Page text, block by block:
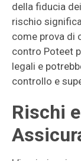
della fiducia
rischio
come prova di
contro Poteet
legali e
controllo e
Rischi